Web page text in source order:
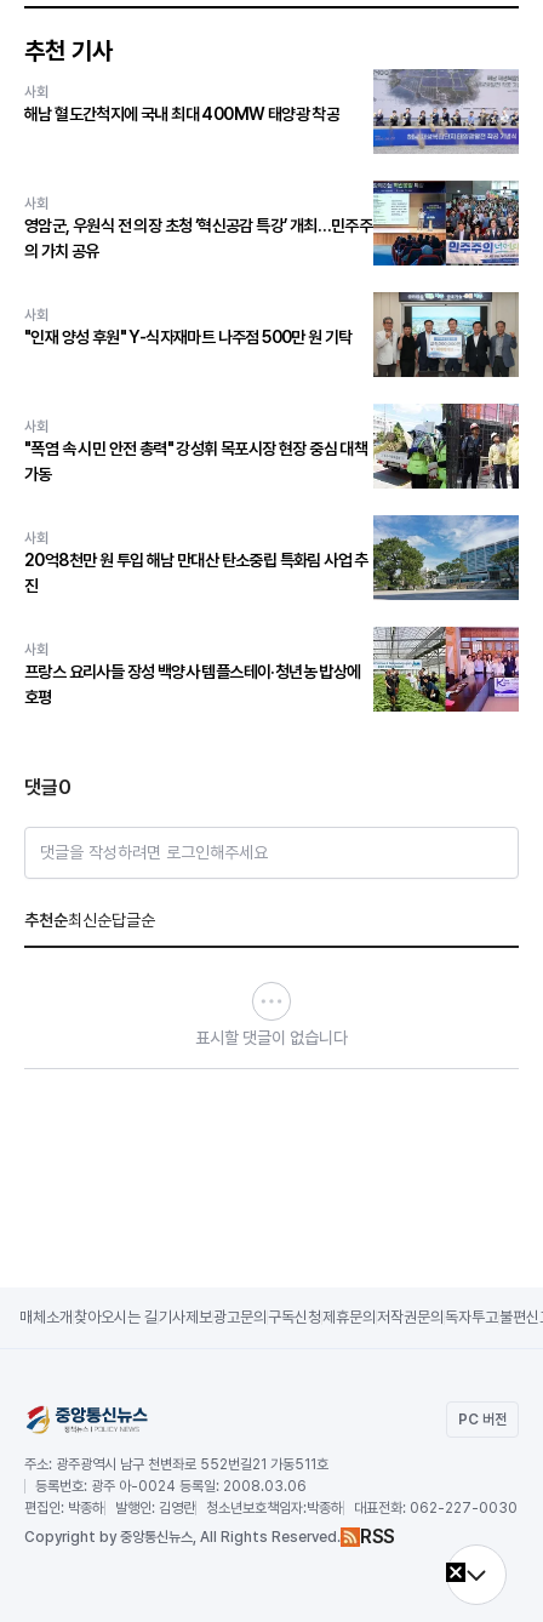
추천 기사
사회
해남 혈도간척지에 국내 최대 400MW 태양광 착공
사회
영암군, 우원식 전 의장 초청 ‘혁신공감 특강’ 개최…민주주
의 가치 공유
사회
"인재 양성 후원" Y-식자재마트 나주점 500만 원 기탁
사회
"폭염 속 시민 안전 총력" 강성휘 목포시장 현장 중심 대책
가동
사회
20억8천만 원 투입 해남 만대산 탄소중립 특화림 사업 추
진
사회
프랑스 요리사들 장성 백양사 템플스테이·청년농 밥상에
호평
댓글0
댓글을 작성하려면 로그인해주세요
추천순최신순답글순
표시할 댓글이 없습니다
매체소개 찾아오시는 길기사제보광고문의 구독신청제휴문의 저작권문의 독자투고불편신
PC 버전
주소: 광주광역시 남구 천변좌로 552번길21 가동511호
등록번호: 광주 아-0024 등록일: 2008.03.06
편집인: 박종하 발행인: 김영란 청소년보호책임자:박종하 대표전화: 062-227-0030
Copyright by 중앙통신뉴스, All Rights Reserved. RSS